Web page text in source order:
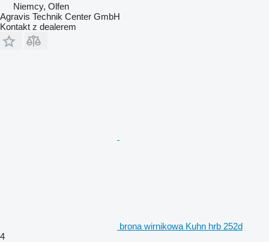
Niemcy, Olfen
Agravis Technik Center GmbH
Kontakt z dealerem
brona wirnikowa Kuhn hrb 252d
4